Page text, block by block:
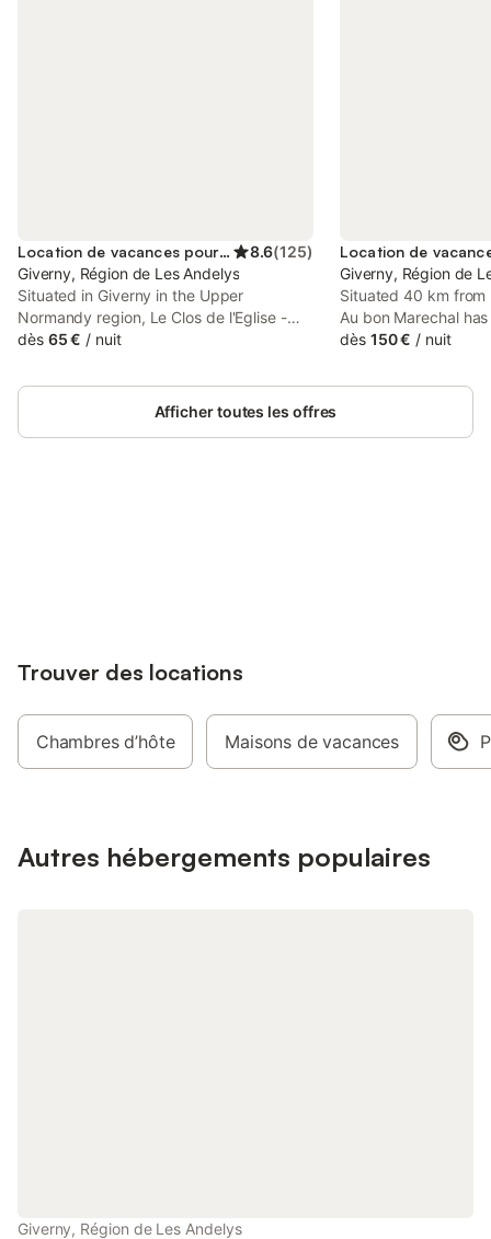
Location de vacances pour 4 personnes 8.6(125)
Giverny, Région de Les Andelys
Situated in Giverny in the Upper
Normandy region, Le Clos de l'Eglise -
Inès features a patio and inner courtyard
the property and Le CADRAN is 37 km
dès 65 € / nuit
Giverny, Région de
Situated 40 km from
Au bon Marechal
free WiFi, and free
garden views.
dès 150 € / nuit
Afficher toutes les offres
Trouver des locations
Chambres d’hôte Maisons de vacances
Autres hébergements populaires
Giverny, Région de Les Andelys